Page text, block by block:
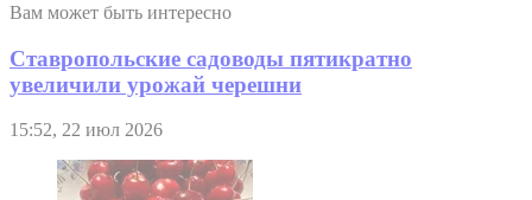
Вам может быть интересно
Ставропольские садоводы пятикратно
увеличили урожай черешни
15:52, 22 июл 2026